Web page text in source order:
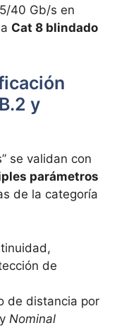
40 Gb/s en
Cat 8 blindado
y
se validan con
parámetros
de la categoría
de
de distancia por
Nominal